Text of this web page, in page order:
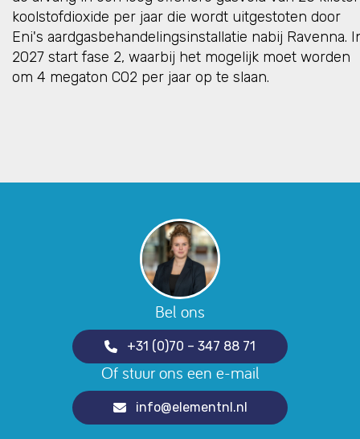
koolstofdioxide per jaar die wordt uitgestoten door
Eni's aardgasbehandelingsinstallatie nabij Ravenna.
2027 start fase 2, waarbij het mogelijk moet worden
om 4 megaton CO2 per jaar op te slaan.
Bel ons
+31 (0)70 – 347 88 71
Of stuur ons een e-mail
info@elementnl.nl